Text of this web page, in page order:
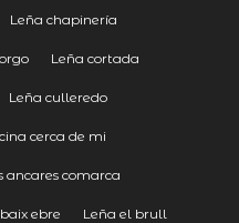
Leña chapinería
Leña cortada
Leña culleredo
cerca de mi
ancares comarca
ebre Leña el brull